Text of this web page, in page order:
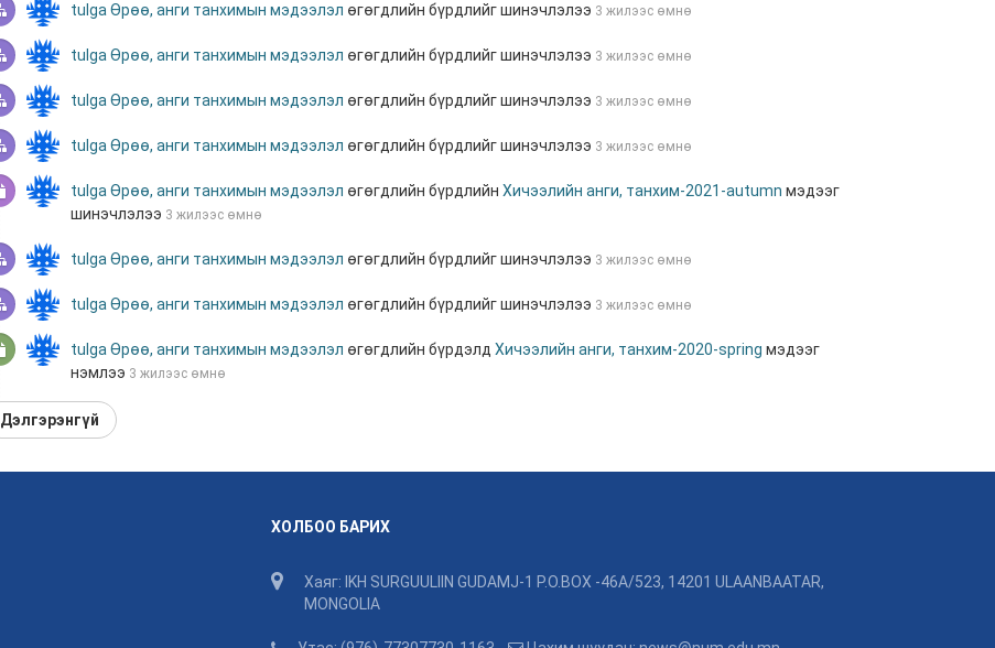
tulga Өрөө, анги танхимын мэдээлэл өгөгдлийн бүрдлийг шинэчлэлээ 3 жилээс өмнө
tulga Өрөө, анги танхимын мэдээлэл өгөгдлийн бүрдлийг шинэчлэлээ 3 жилээс өмнө
tulga Өрөө, анги танхимын мэдээлэл өгөгдлийн бүрдлийг шинэчлэлээ 3 жилээс өмнө
tulga Өрөө, анги танхимын мэдээлэл өгөгдлийн бүрдлийг шинэчлэлээ 3 жилээс өмнө
tulga Өрөө, анги танхимын мэдээлэл өгөгдлийн бүрдлийн Хичээлийн анги, танхим-2021-autumn мэдээг
шинэчлэлээ 3 жилээс өмнө
tulga Өрөө, анги танхимын мэдээлэл өгөгдлийн бүрдлийг шинэчлэлээ 3 жилээс өмнө
tulga Өрөө, анги танхимын мэдээлэл өгөгдлийн бүрдлийг шинэчлэлээ 3 жилээс өмнө
tulga Өрөө, анги танхимын мэдээлэл өгөгдлийн бүрдэлд Хичээлийн анги, танхим-2020-spring мэдээг
нэмлээ 3 жилээс өмнө
Дэлгэрэнгүй
ХОЛБОО БАРИХ
Хаяг: IKH SURGUULIIN GUDAMJ-1 P.O.BOX -46A/523, 14201 ULAANBAATAR,
MONGOLIA